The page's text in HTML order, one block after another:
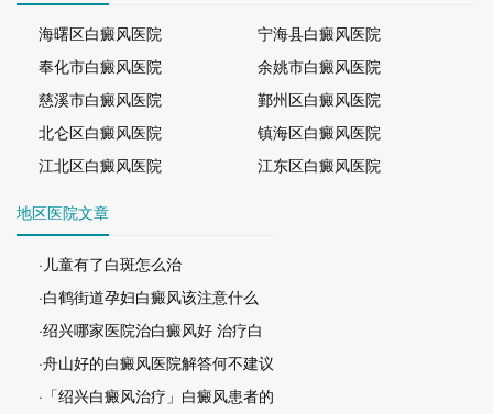
海曙区白癜风医院
宁海县白癜风医院
奉化市白癜风医院
余姚市白癜风医院
慈溪市白癜风医院
鄞州区白癜风医院
北仑区白癜风医院
镇海区白癜风医院
江北区白癜风医院
江东区白癜风医院
地区医院文章
·儿童有了白斑怎么治
·白鹤街道孕妇白癜风该注意什么
·绍兴哪家医院治白癜风好 治疗白
·舟山好的白癜风医院解答何不建议
·「绍兴白癜风治疗」白癜风患者的